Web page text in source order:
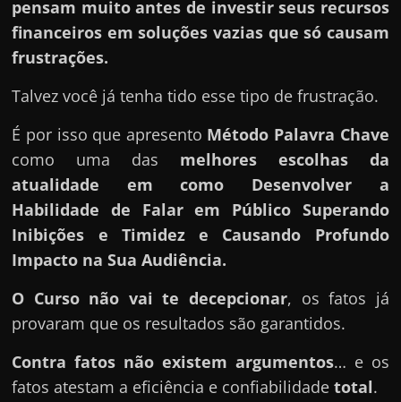
pensam muito antes de investir seus recursos
financeiros em soluções vazias que só causam
frustrações.
Talvez você já tenha tido esse tipo de frustração.
É por isso que apresento Método Palavra Chave
como uma das melhores escolhas da
atualidade em como Desenvolver a
Habilidade de Falar em Público Superando
Inibições e Timidez e Causando Profundo
Impacto na Sua Audiência.
O Curso não vai te decepcionar, os fatos já
provaram que os resultados são garantidos.
Contra fatos não existem argumentos… e os
fatos atestam a eficiência e confiabilidadetotal.